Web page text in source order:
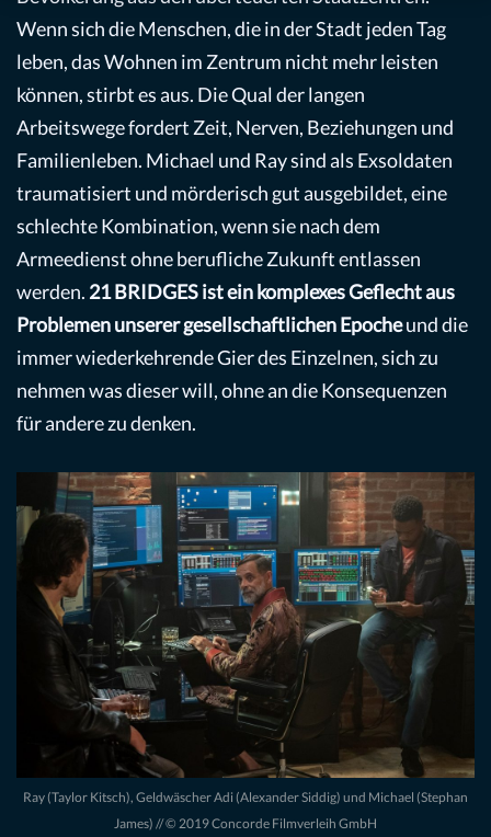
Wenn sich die Menschen, die in der Stadt jeden Tag
leben, das Wohnen im Zentrum nicht mehr leisten
können, stirbt es aus. Die Qual der langen
Arbeitswege fordert Zeit, Nerven, Beziehungen und
Familienleben. Michael und Ray sind als Exsoldaten
traumatisiert und mörderisch gut ausgebildet, eine
schlechte Kombination, wenn sie nach dem
Armeedienst ohne berufliche Zukunft entlassen
werden. 21 BRIDGES ist ein komplexes Geflecht aus
Problemen unserer gesellschaftlichen Epocheund die
immer wiederkehrende Gier des Einzelnen, sich zu
nehmen was dieser will, ohne an die Konsequenzen
für andere zu denken.
Ray (Taylor Kitsch), Geldwäscher Adi (Alexander Siddig) und Michael (Stephan
James) // © 2019 Concorde Filmverleih GmbH